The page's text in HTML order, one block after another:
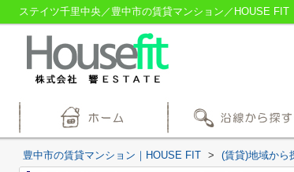
ステイツ千里中央／豊中市の賃貸マンション／HOUSE FIT
豊中市の賃貸マンション｜HOUSE FIT > (賃貸)地域から